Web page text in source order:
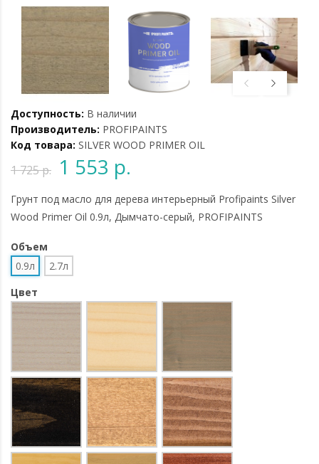
Доступность: В наличии
Производитель: PROFIPAINTS
Код товара: SILVER WOOD PRIMER OIL
1 725 р. 1 553 р.
Грунт под масло для дерева интерьерный Profipaints Silver
Wood Primer Oil 0.9л, Дымчато-серый, PROFIPAINTS
Объем
0.9л
2.7л
Цвет